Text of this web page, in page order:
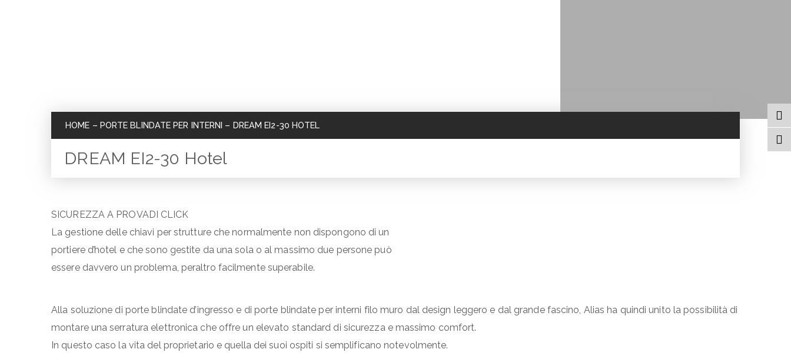
HOME – PORTE BLINDATE PER INTERNI – DREAM EI2-30 HOTEL
DREAM EI2-30 Hotel
SICUREZZA A PROVADI CLICK
La gestione delle chiavi per strutture che normalmente non dispongono di un
portiere d’hotel e che sono gestite da una sola o al massimo due persone può
essere davvero un problema, peraltro facilmente superabile.
Alla soluzione di porte blindate d’ingresso e di porte blindate per interni filo muro dal design leggero e dal grande fascino, Alias ha quindi unito la possibilità di
montare una serratura elettronica che offre un elevato standard di sicurezza e massimo comfort.
In questo caso la vita del proprietario e quella dei suoi ospiti si semplificano notevolmente.